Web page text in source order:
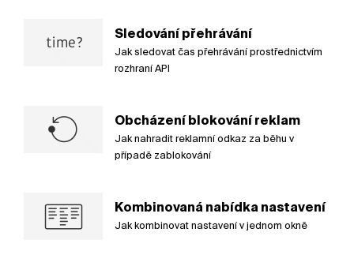
Sledování přehrávání
Jak sledovat čas přehrávání prostřednictvím
rozhraní API
Obcházení blokování reklam
Jak nahradit reklamní odkaz za běhu v
případě zablokování
Kombinovaná nabídka nastavení
Jak kombinovat nastavení v jednom okně